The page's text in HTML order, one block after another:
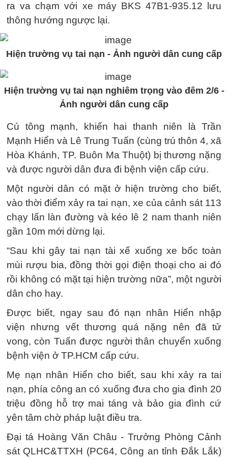
ra va chạm với xe máy BKS 47B1-935.12 lưu
thông hướng ngược lại.
Hiện trường vụ tai nạn - Ảnh người dân cung cấp
Hiện trường vụ tai nạn nghiêm trọng vào đêm 2/6 -
Ảnh người dân cung cấp
Cú tông mạnh, khiến hai thanh niên là Trần
Mạnh Hiển và Lê Trung Tuấn (cùng trú thôn 4, xã
Hòa Khánh, TP. Buôn Ma Thuột) bị thương nặng
và được người dân đưa đi bệnh viện cấp cứu.
Một người dân có mặt ở hiện trường cho biết,
vào thời điểm xảy ra tai nạn, xe của cảnh sát 113
chạy lấn làn đường và kéo lê 2 nam thanh niên
gần 10m mới dừng lại.
“Sau khi gây tai nạn tài xế xuống xe bốc toàn
mùi rượu bia, đồng thời gọi điện thoại cho ai đó
rồi không có mặt tại hiện trường nữa”, một người
dân cho hay.
Được biết, ngay sau đó nạn nhân Hiển nhập
viện nhưng vết thương quá nặng nên đã tử
vong, còn Tuấn được người thân chuyển xuống
bệnh viện ở TP.HCM cấp cứu.
Mẹ nạn nhân Hiển cho biết, sau khi xảy ra tai
nạn, phía công an có xuống đưa cho gia đình 20
triệu đồng hỗ trợ mai táng và bảo gia đình cứ
yên tâm chờ pháp luật điều tra.
Đại tá Hoàng Văn Châu - Trưởng Phòng Cảnh
sát QLHC&TTXH (PC64, Công an tỉnh Đắk Lắk)